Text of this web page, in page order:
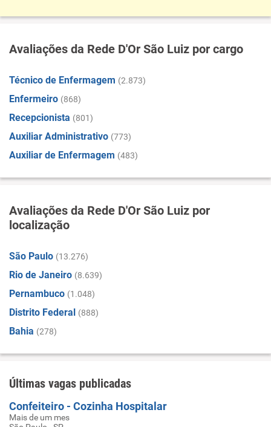
Avaliações da Rede D'Or São Luiz por cargo
Técnico de Enfermagem (2.873)
Enfermeiro (868)
Recepcionista (801)
Auxiliar Administrativo (773)
Auxiliar de Enfermagem (483)
Avaliações da Rede D'Or São Luiz por
localização
São Paulo (13.276)
Rio de Janeiro (8.639)
Pernambuco (1.048)
Distrito Federal (888)
Bahia (278)
Últimas vagas publicadas
Confeiteiro - Cozinha Hospitalar
Mais de um mes